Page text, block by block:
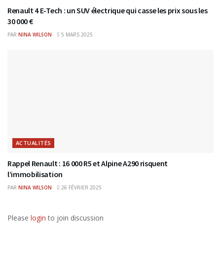
Renault 4 E-Tech : un SUV électrique qui casse les prix sous les
30 000 €
PAR NINA WILSON 5 MARS 2025
ACTUALITÉS
Rappel Renault : 16 000 R5 et Alpine A290 risquent
l’immobilisation
PAR NINA WILSON 26 FÉVRIER 2025
Please login to join discussion